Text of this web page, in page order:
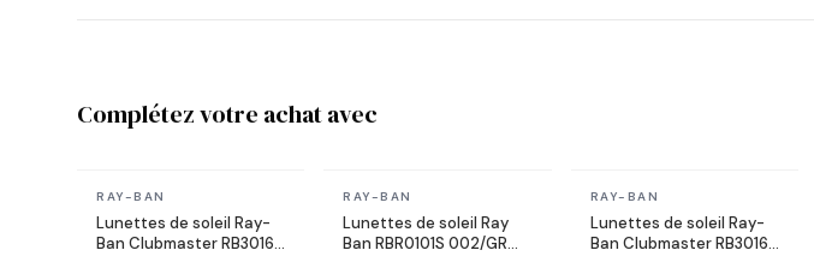
Complétez votre achat avec
En stock
RAY-BAN
Lunettes de soleil Ray-
Ban Clubmaster RB3016
En stock
RAY-BAN
Lunettes de soleil Ray
Ban RBR0101S 002/GR
En stock
RAY-BAN
Lunettes de soleil Ray-
Ban Clubmaster RB3016